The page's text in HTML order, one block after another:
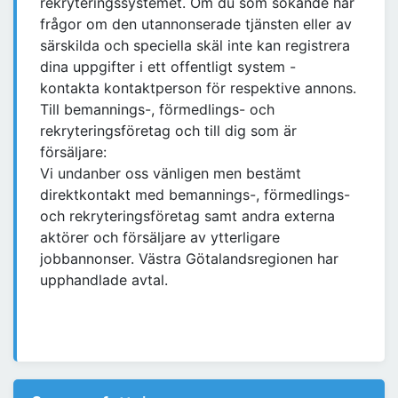
frågor om den utannonserade tjänsten eller av
särskilda och speciella skäl inte kan registrera
dina uppgifter i ett offentligt system -
kontakta kontaktperson för respektive annons.
Till bemannings-, förmedlings- och
rekryteringsföretag och till dig som är
försäljare:
Vi undanber oss vänligen men bestämt
direktkontakt med bemannings-, förmedlings-
och rekryteringsföretag samt andra externa
aktörer och försäljare av ytterligare
jobbannonser. Västra Götalandsregionen har
upphandlade avtal.